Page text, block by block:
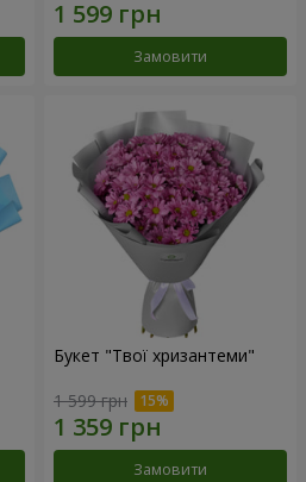
Замовити
Букет "Твої хризантеми"
1 599 грн
Замовити